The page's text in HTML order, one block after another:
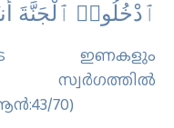
ٱدْخُلُوا۟ ٱلْجَنَّةَ
ഇണകളും
സ്വര്‍ഗത്തില്‍
70)